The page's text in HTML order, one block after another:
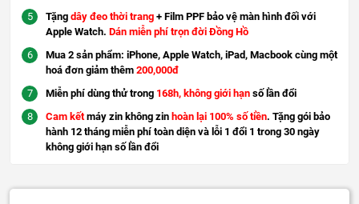
Tặng dây đeo thời trang + Film PPF bảo vệ màn hình đối với
Apple Watch. Dán miễn phí trọn đời Đồng Hồ
Mua 2 sản phẩm: iPhone, Apple Watch, iPad, Macbook cùng một
hoá đơn giảm thêm 200,000đ
Miễn phí dùng thử trong 168h, không giới hạn số lần đổi
Cam kếtmáy zin không zin hoàn lại 100% số tiền. Tặng gói bảo
hành 12 tháng miễn phí toàn diện và lỗi 1 đổi 1 trong 30 ngày
không giới hạn số lần đổi